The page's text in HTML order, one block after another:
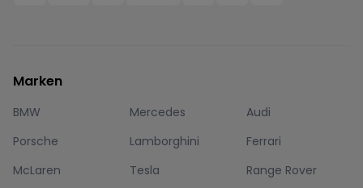
Marken
BMW Mercedes
Audi
Porsche
Lamborghini
Ferrari
McLaren
Tesla
Range Rover